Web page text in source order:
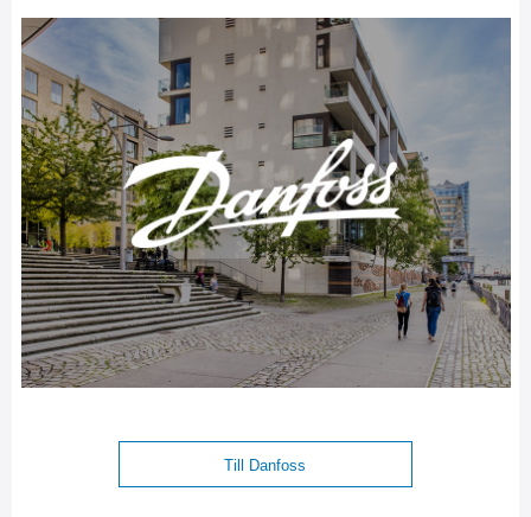
Till Danfoss